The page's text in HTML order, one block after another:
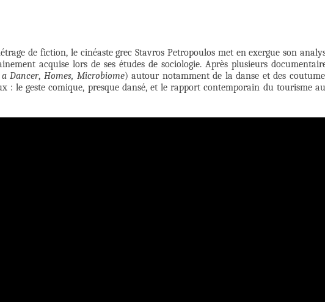
de fiction, le cinéaste grec Stavros Petropoulos met en exergue son
acquise lors de ses études de sociologie. Après plusieurs
Dancer, Homes, Microbiome) autour notamment de la danse et des
: le geste comique, presque dansé, et le rapport contemporain du tourisme